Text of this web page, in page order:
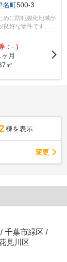
名町500-3
めに防犯強化地域が
好な物件です。気
：- )
ヶ月
㎡
棟を表示
変更
/ 千葉市緑区 /
見川区